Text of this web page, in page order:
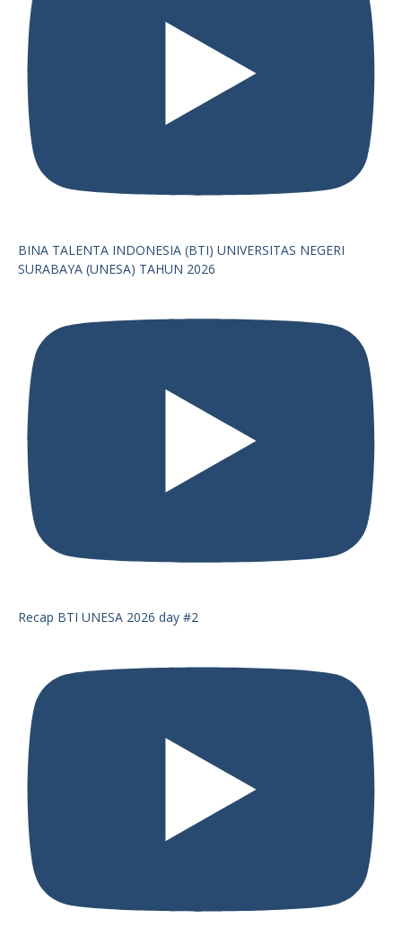
BINA TALENTA INDONESIA (BTI) UNIVERSITAS NEGERI
SURABAYA (UNESA) TAHUN 2026
Recap BTI UNESA 2026 day #2